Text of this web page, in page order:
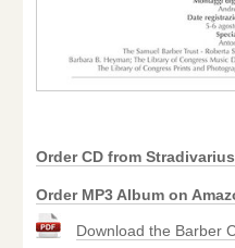
Order CD from
Order MP3 Album on
Download the Barber